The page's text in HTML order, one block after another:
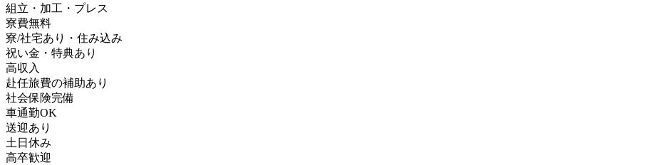
組立・加工・プレス
寮費無料
寮/社宅あり・住み込み
祝い金・特典あり
高収入
赴任旅費の補助あり
社会保険完備
車通勤OK
送迎あり
土日休み
高卒歓迎